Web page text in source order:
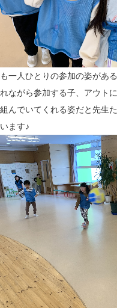
一人ひとりの参加の姿があ
ながら参加する子、アウト
んでいてくれる姿だと先生
ます♪